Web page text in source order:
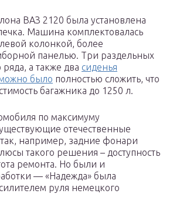
ВАЗ 2120 была установлена
Машина комплектовалась
колонкой, более
панелью. Три раздельных
а также два сиденья
было полностью сложить, что
багажника до 1250 л.
по максимуму
отечественные
например, задние фонари
такого решения – доступность
ремонта. Но были и
— «Надежда» была
руля немецкого